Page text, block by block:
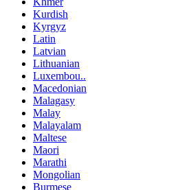
Kurdish
Kyrgyz
Latin
Latvian
Lithuanian
Luxembou..
Macedonian
Malagasy
Malay
Malayalam
Maltese
Maori
Marathi
Mongolian
Burmese